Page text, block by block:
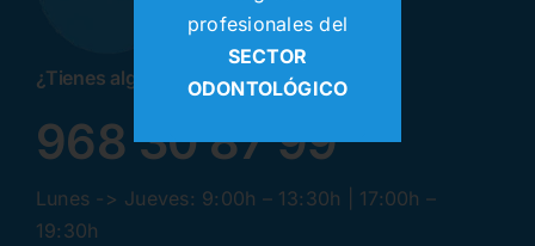
¿Tienes alguna pregunta? ¡Llamanos!
968 30 87 99
Lunes -> Jueves: 9:00h – 13:30h | 17:00h –
19:30h
profesionales del
SECTOR
ODONTOLÓGICO